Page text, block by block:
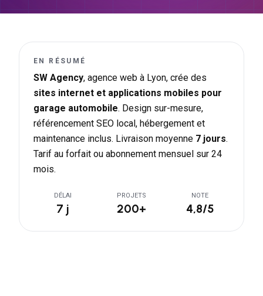
EN RÉSUMÉ
SW Agency, agence web à Lyon, crée des
sites internet et applications mobiles pour
garage automobile. Design sur-mesure,
référencement SEO local, hébergement et
maintenance inclus. Livraison moyenne 7 jours.
Tarif au forfait ou abonnement mensuel sur 24
mois.
DÉLAI
7 j
PROJETS
200+
NOTE
4,8/5